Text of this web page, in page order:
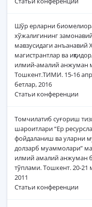
Шўр ерларни
хўжалигининг
мавзусидаги анъанавий
магистрантлар ва
илмий-амалий анжуман
Тошкент.ТИМИ. 15-16
бетлар, 2016
Статьи конференции
Томчилатиб суғориш
шароитлари “Ер
фойдаланиш ва уларни
долзарб муаммолари”
илмий амалий анжуман
тўплами. Тошкент. 20-21
2011
Статьи конференции